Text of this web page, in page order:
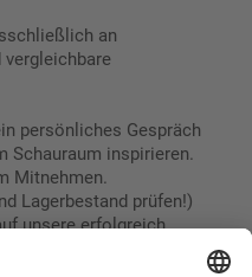
an
vergleichbare
persönliches Gespräch
Schauraum inspirieren.
Mitnehmen.
Lagerbestand prüfen!)
unsere erfolgreich